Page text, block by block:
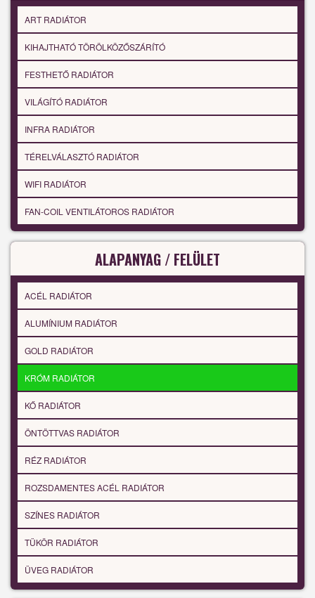
ART RADIÁTOR
KIHAJTHATÓ TÖRÖLKÖZŐSZÁRÍTÓ
FESTHETŐ RADIÁTOR
VILÁGÍTÓ RADIÁTOR
INFRA RADIÁTOR
TÉRELVÁLASZTÓ RADIÁTOR
WIFI RADIÁTOR
FAN-COIL VENTILÁTOROS RADIÁTOR
ALAPANYAG / FELÜLET
ACÉL RADIÁTOR
ALUMÍNIUM RADIÁTOR
GOLD RADIÁTOR
KRÓM RADIÁTOR
KŐ RADIÁTOR
ÖNTÖTTVAS RADIÁTOR
RÉZ RADIÁTOR
ROZSDAMENTES ACÉL RADIÁTOR
SZÍNES RADIÁTOR
TÜKÖR RADIÁTOR
ÜVEG RADIÁTOR